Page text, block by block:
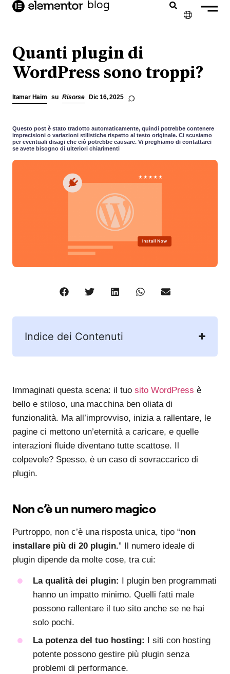
contenuto blog
FRANÇAIS
PORTUGUÊS
Quanti plugin di
WordPress sono troppi?
Itamar Haim su Risorse Dic 16, 2025
Questo post è stato tradotto automaticamente, quindi potrebbe contenere
imprecisioni o variazioni stilistiche rispetto al testo originale. Ci scusiamo
per eventuali disagi che ciò potrebbe causare. Vi preghiamo di contattarci
se avete bisogno di ulteriori chiarimenti
Indice dei Contenuti
Immaginati questa scena: il tuo sito WordPress è
bello e stiloso, una macchina ben oliata di
funzionalità. Ma all’improvviso, inizia a rallentare, le
pagine ci mettono un’eternità a caricare, e quelle
interazioni fluide diventano tutte scattose. Il
colpevole? Spesso, è un caso di sovraccarico di
plugin.
Non c’è un numero magico
Purtroppo, non c’è una risposta unica, tipo “non
installare più di 20 plugin.” Il numero ideale di
plugin dipende da molte cose, tra cui:
La qualità dei plugin:
I plugin ben programmati
hanno un impatto minimo. Quelli fatti male
possono rallentare il tuo sito anche se ne hai
solo pochi.
La potenza del tuo hosting:
I siti con hosting
potente possono gestire più plugin senza
problemi di performance.